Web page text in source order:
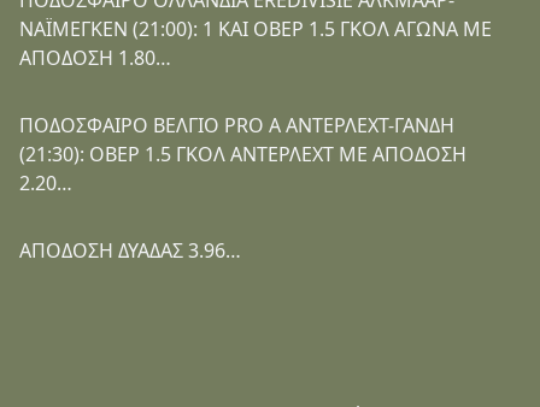
ΝΑΪΜΕΓΚΕΝ (21:00): 1 ΚΑΙ ΟΒΕΡ 1.5 ΓΚΟΛ ΑΓΩΝΑ ΜΕ
ΑΠΟΔΟΣΗ 1.80…
ΠΟΔΟΣΦΑΙΡΟ ΒΕΛΓΙΟ PRO A ΑΝΤΕΡΛΕΧΤ-ΓΑΝΔΗ
(21:30): ΟΒΕΡ 1.5 ΓΚΟΛ ΑΝΤΕΡΛΕΧΤ ΜΕ ΑΠΟΔΟΣΗ
2.20…
ΑΠΟΔΟΣΗ ΔΥΑΔΑΣ 3.96…